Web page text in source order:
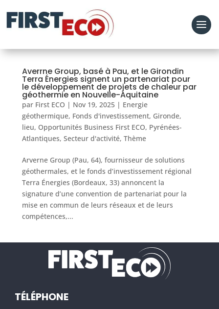
Averrne Group, basé à Pau, et le Girondin
Terra Énergies signent un partenariat pour
le développement de projets de chaleur par
géothermie en Nouvelle-Aquitaine
par First ECO | Nov 19, 2025| Energie
géothermique, Fonds d'investissement, Gironde,
lieu, Opportunités Business First ECO, Pyrénées-
Atlantiques, Secteur d'activité, Thème
Arverne Group (Pau, 64), fournisseur de solutions
géothermales, et le fonds d’investissement régional
Terra Énergies (Bordeaux, 33) annoncent la
signature d’une convention de partenariat pour la
mise en commun de leurs réseaux et de leurs
compétences,...
TÉLÉPHONE